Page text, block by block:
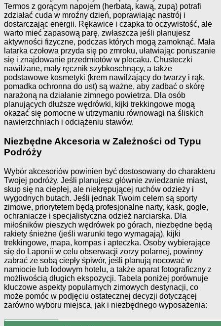
Termos z gorącym napojem (herbatą, kawą, zupą) potrafi
zdziałać cuda w mroźny dzień, poprawiając nastrój i
dostarczając energii. Rękawice i czapka to oczywistość, ale
warto mieć zapasową parę, zwłaszcza jeśli planujesz
aktywności fizyczne, podczas których mogą zamoknąć. Mała
latarka czołowa przyda się po zmroku, ułatwiając poruszanie
się i znajdowanie przedmiotów w plecaku. Chusteczki
nawilżane, mały ręcznik szybkoschnący, a także
podstawowe kosmetyki (krem nawilżający do twarzy i rąk,
pomadka ochronna do ust) są ważne, aby zadbać o skórę
narażoną na działanie zimnego powietrza. Dla osób
planujących dłuższe wędrówki, kijki trekkingowe mogą
okazać się pomocne w utrzymaniu równowagi na śliskich
nawierzchniach i odciążeniu stawów.
Niezbędne Akcesoria w Zależności od Typu
Podróży
Wybór akcesoriów powinien być dostosowany do charakteru
Twojej podróży. Jeśli planujesz głównie zwiedzanie miast,
skup się na ciepłej, ale niekrępującej ruchów odzieży i
wygodnych butach. Jeśli jednak Twoim celem są sporty
zimowe, priorytetem będą profesjonalne narty, kask, gogle,
ochraniacze i specjalistyczna odzież narciarska. Dla
miłośników pieszych wędrówek po górach, niezbędne będą
rakiety śnieżne (jeśli warunki tego wymagają), kijki
trekkingowe, mapa, kompas i apteczka. Osoby wybierające
się do Laponii w celu obserwacji zorzy polarnej, powinny
zabrać ze sobą ciepły śpiwór, jeśli planują nocować w
namiocie lub lodowym hotelu, a także aparat fotograficzny z
możliwością długich ekspozycji. Tabela poniżej porównuje
kluczowe aspekty popularnych zimowych destynacji, co
może pomóc w podjęciu ostatecznej decyzji dotyczącej
zarówno wyboru miejsca, jak i niezbędnego wyposażenia: